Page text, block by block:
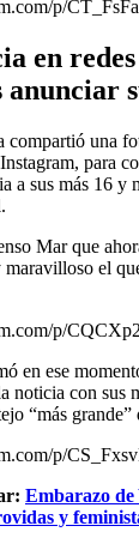
p/
en redes
compartió una
para
a sus más 16 y
Mar que
maravilloso el
p/
en ese
noticia con sus
“más grande”
p/
Embarazo de
y